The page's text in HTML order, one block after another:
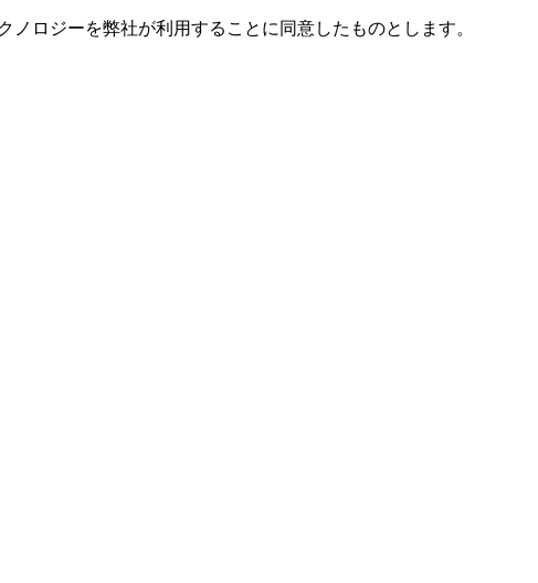
ロジーを弊社が利用することに同意したものとします。